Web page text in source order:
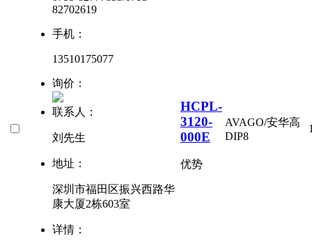
82702619
手机：
13510175077
询价：
联系人：
刘先生
地址：
深圳市福田区振兴西路华
康大厦2栋603室
详情：
HCPL-
3120-
000E
优势
AVAGO/安华高
DIP8